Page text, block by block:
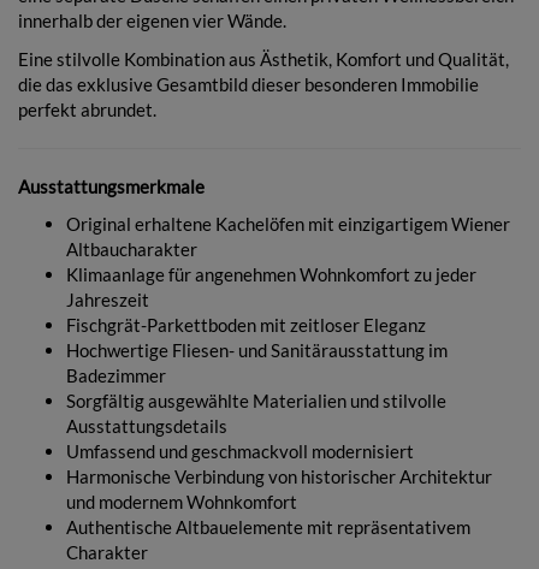
innerhalb der eigenen vier Wände.
Eine stilvolle Kombination aus Ästhetik, Komfort und Qualität,
die das exklusive Gesamtbild dieser besonderen Immobilie
perfekt abrundet.
Ausstattungsmerkmale
Original erhaltene Kachelöfen mit einzigartigem Wiener
Altbaucharakter
Klimaanlage für angenehmen Wohnkomfort zu jeder
Jahreszeit
Fischgrät-Parkettboden mit zeitloser Eleganz
Hochwertige Fliesen- und Sanitärausstattung im
Badezimmer
Sorgfältig ausgewählte Materialien und stilvolle
Ausstattungsdetails
Umfassend und geschmackvoll modernisiert
Harmonische Verbindung von historischer Architektur
und modernem Wohnkomfort
Authentische Altbauelemente mit repräsentativem
Charakter